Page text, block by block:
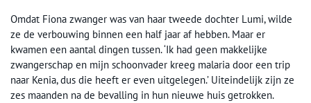
Omdat Fiona zwanger was van haar tweede dochter Lumi, wilde
ze de verbouwing binnen een half jaar af hebben. Maar er
kwamen een aantal dingen tussen. ‘Ik had geen makkelijke
zwangerschap en mijn schoonvader kreeg malaria door een trip
naar Kenia, dus die heeft er even uitgelegen.’ Uiteindelijk zijn ze
zes maanden na de bevalling in hun nieuwe huis getrokken.